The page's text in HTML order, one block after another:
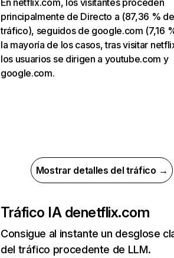
En netflix.com, los visitantes proceden
principalmente de Directo a (87,36 % de
tráfico), seguidos de google.com (7,16
la mayoría de los casos, tras visitar
los usuarios se dirigen a youtube.com y
google.com.
Mostrar detalles del tráfico →
Tráfico IA denetflix.com
Consigue al instante un desglose
del tráfico procedente de LLM.